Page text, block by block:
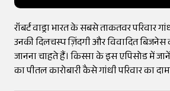
रॉबर्ट वाड्रा भारत के सबसे ताकतवर परिवार
उनकी दिलचस्प ज़िंदगी और विवादित बिजनेस
जानना चाहते हैं। किस्सा के इस एपिसोड में
का पीतल कारोबारी कैसे गांधी परिवार का